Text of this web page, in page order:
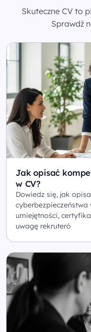
Skuteczne CV to
Sprawdź
Jak opisać
w CV?
Dowiedz się, jak
cyberbezpieczeństwa
umiejętności,
uwagę rekruteró